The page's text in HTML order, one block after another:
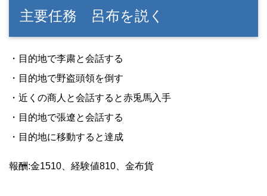
主要任務 呂布を説く
・目的地で李粛と会話する
・目的地で野盗頭領を倒す
・近くの商人と会話すると赤兎馬入手
・目的地で張遼と会話する
・目的地に移動すると達成
報酬:金1510、経験値810、金布貨